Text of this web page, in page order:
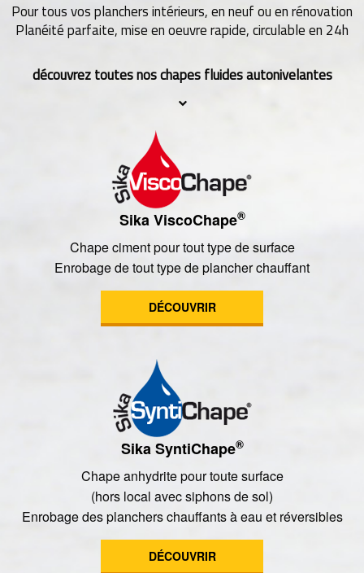
Pour tous vos planchers intérieurs, en neuf ou en rénovation
Planéité parfaite, mise en oeuvre rapide, circulable en 24h
découvrez toutes nos chapes fluides autonivelantes
Sika ViscoChape®
Chape ciment pour tout type de surface
Enrobage de tout type de plancher chauffant
DÉCOUVRIR
Sika SyntiChape®
Chape anhydrite pour toute surface
(hors local avec siphons de sol)
Enrobage des planchers chauffants à eau et réversibles
DÉCOUVRIR